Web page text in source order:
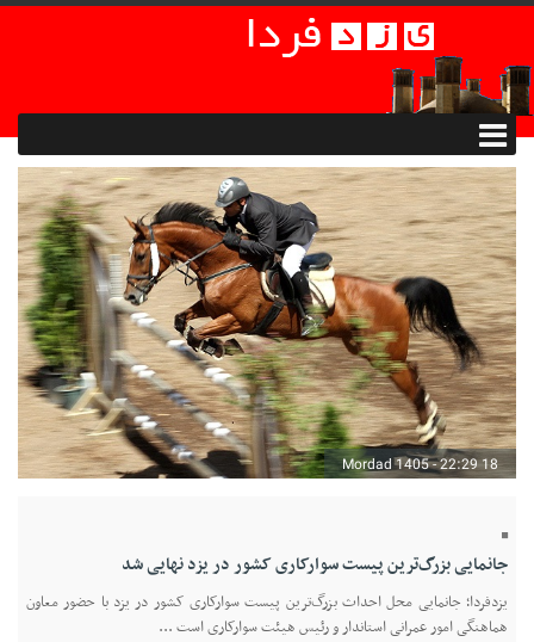
18 Mordad 1405 - 22:29
جانمایی بزرگ‌ترین پیست سوارکاری کشور در یزد نهایی شد
یزدفردا؛ جانمایی محل احداث بزرگ‌ترین پیست سوارکاری کشور در یزد با حضور معاون
هماهنگی امور عمرانی استاندار و رئیس هیئت سوارکاری است ...